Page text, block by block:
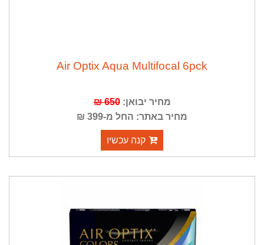
Air Optix Aqua Multifocal 6pck
מחיר יבואן:650 ₪
מחיר באתר: החל מ-399 ₪
קנה עכשיו